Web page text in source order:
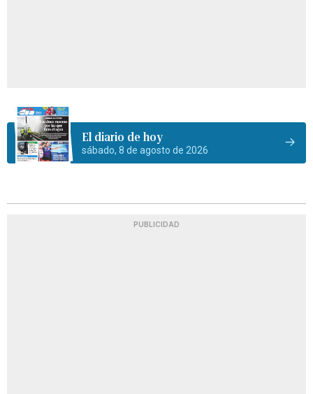
El diario de hoy
sábado, 8 de agosto de 2026
PUBLICIDAD